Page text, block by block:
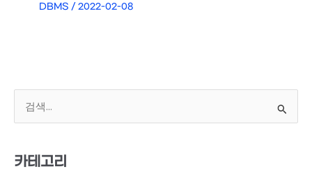
DBMS /2022-02-08
상
카테고리